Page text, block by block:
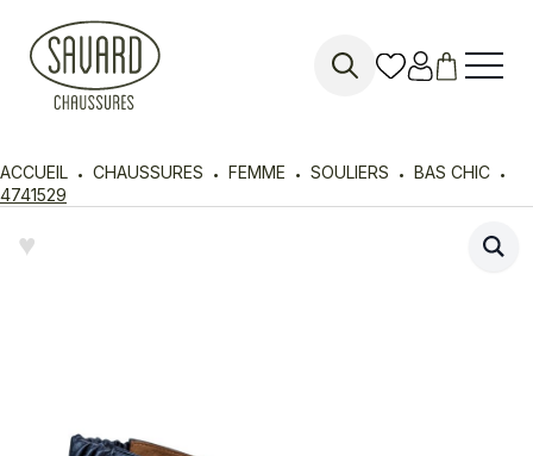
ACCUEIL CHAUSSURES FEMME SOULIERS
BAS CHIC
4741529
♥︎